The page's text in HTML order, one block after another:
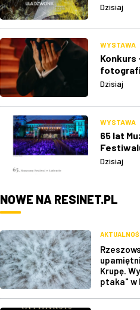
ZAPISU
Dzisiaj
WYSTAWA
Konkurs
Dzisiaj
WYSTAWA
65 lat
Dzisiaj
NOWE NA RESINET.PL
Krupę.
ptaka" w